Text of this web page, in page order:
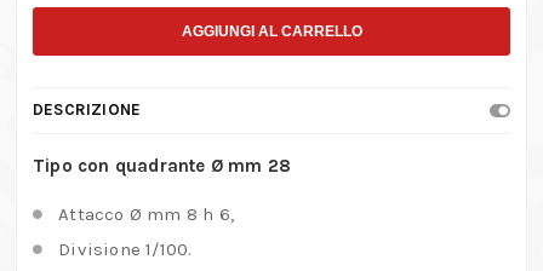
AGGIUNGI AL CARRELLO
DESCRIZIONE
Tipo con quadrante Ø mm 28
Attacco Ø mm 8 h 6,
Divisione 1/100.